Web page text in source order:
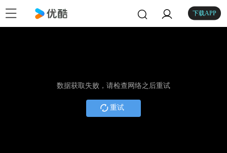
下载APP
数据获取失败，请检查网络之后重试
重试